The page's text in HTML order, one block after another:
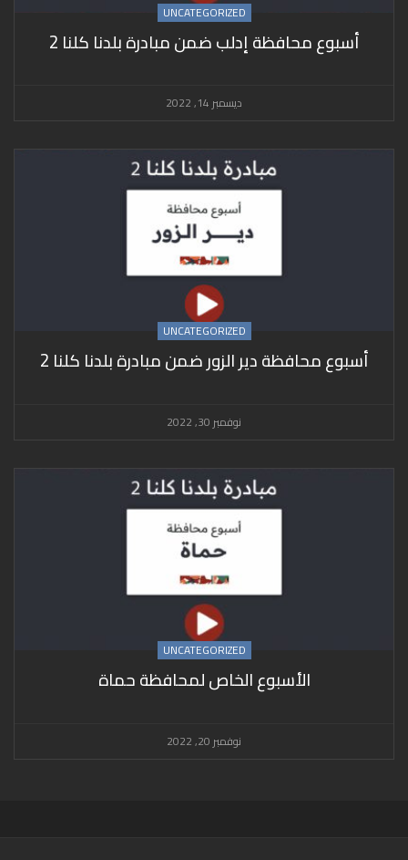
UNCATEGORIZED
أسبوع محافظة إدلب ضمن مبادرة بلدنا كلنا 2
ديسمبر 14, 2022
UNCATEGORIZED
أسبوع محافظة دير الزور ضمن مبادرة بلدنا كلنا 2
نوفمبر 30, 2022
UNCATEGORIZED
الأسبوع الخاص لمحافظة حماة
نوفمبر 20, 2022